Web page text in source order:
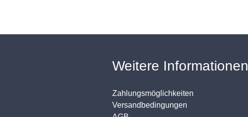
Weitere Informationen
Zahlungsmöglichkeiten
Versandbedingungen